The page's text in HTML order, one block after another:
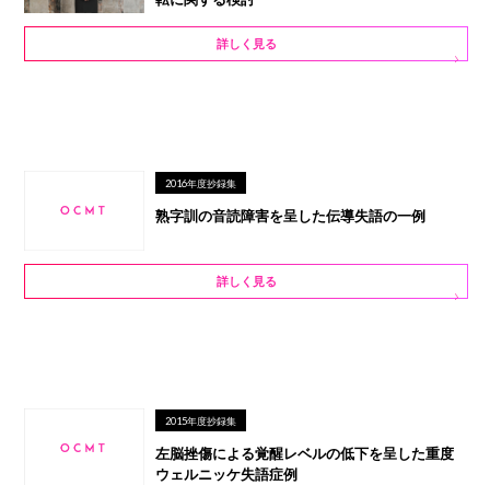
詳しく見る
2016年度抄録集
熟字訓の音読障害を呈した伝導失語の一例
詳しく見る
2015年度抄録集
左脳挫傷による覚醒レベルの低下を呈した重度
ウェルニッケ失語症例